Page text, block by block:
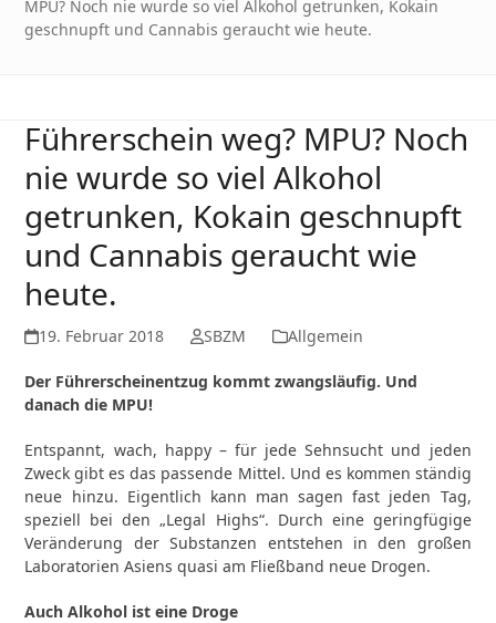
MPU? Noch nie wurde so viel Alkohol getrunken, Kokain
geschnupft und Cannabis geraucht wie heute.
Führerschein weg? MPU? Noch
nie wurde so viel Alkohol
getrunken, Kokain geschnupft
und Cannabis geraucht wie
heute.
19. Februar 2018 SBZM Allgemein
Der Führerscheinentzug kommt zwangsläufig. Und
danach die MPU!
Entspannt, wach, happy – für jede Sehnsucht und jeden
Zweck gibt es das passende Mittel. Und es kommen ständig
neue hinzu. Eigentlich kann man sagen fast jeden Tag,
speziell bei den „Legal Highs“. Durch eine geringfügige
Veränderung der Substanzen entstehen in den großen
Laboratorien Asiens quasi am Fließband neue Drogen.
Auch Alkohol ist eine Droge